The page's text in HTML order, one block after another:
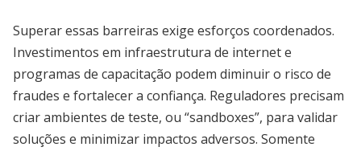
Superar essas barreiras exige esforços coordenados.
Investimentos em infraestrutura de internet e
programas de capacitação podem diminuir o risco de
fraudes e fortalecer a confiança. Reguladores precisam
criar ambientes de teste, ou “sandboxes”, para validar
soluções e minimizar impactos adversos. Somente